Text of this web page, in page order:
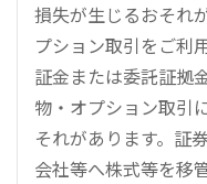
損失が生じるおそれ
プション取引をご利
証金または委託証拠
物・オプション取引
それがあります。証
会社等へ株式等を移